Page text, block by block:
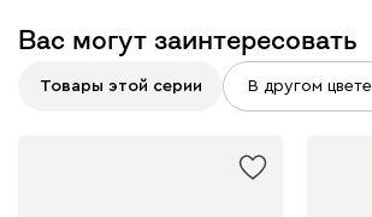
Вас могут заинтересовать
Товары этой серии В другом цвете